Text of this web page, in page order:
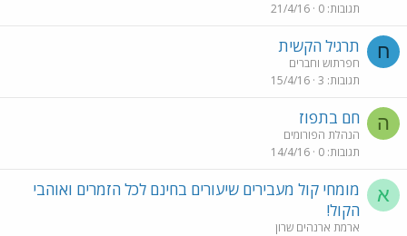
תגובות 0
21/4/16
ח תרגיל הקשית
חפרתוש וחברים
תגובות 3
15/4/16
ה חם בתפוז
הנהלת הפורומים
תגובות 0
14/4/16
א
מומחי קול מעבירים שיעורים בחינם לכל הזמרים ואוהבי
הקול!
ארמת ארנהים שרון